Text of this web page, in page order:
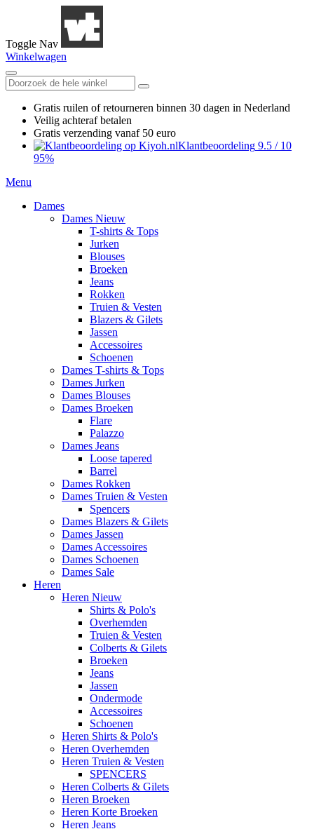
Toggle Nav
Winkelwagen
Gratis ruilen of retourneren binnen 30 dagen in Nederland
Veilig achteraf betalen
Gratis verzending vanaf 50 euro
Klantbeoordeling 9.5 / 10
95%
Menu
Dames
Dames Nieuw
T-shirts & Tops
Jurken
Blouses
Broeken
Jeans
Rokken
Truien & Vesten
Blazers & Gilets
Jassen
Accessoires
Schoenen
Dames T-shirts & Tops
Dames Jurken
Dames Blouses
Dames Broeken
Flare
Palazzo
Dames Jeans
Loose tapered
Barrel
Dames Rokken
Dames Truien & Vesten
Spencers
Dames Blazers & Gilets
Dames Jassen
Dames Accessoires
Dames Schoenen
Dames Sale
Heren
Heren Nieuw
Shirts & Polo's
Overhemden
Truien & Vesten
Colberts & Gilets
Broeken
Jeans
Jassen
Ondermode
Accessoires
Schoenen
Heren Shirts & Polo's
Heren Overhemden
Heren Truien & Vesten
SPENCERS
Heren Colberts & Gilets
Heren Broeken
Heren Korte Broeken
Heren Jeans